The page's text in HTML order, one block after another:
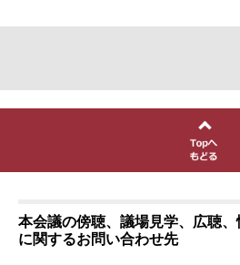
本会議の傍聴、議場見学、広聴
に関するお問い合わせ先